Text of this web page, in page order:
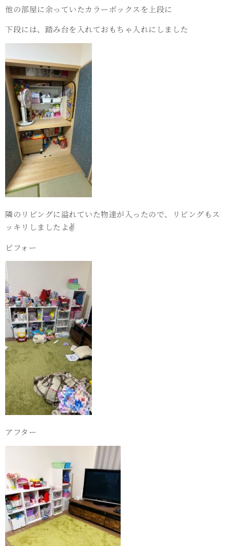
他の部屋に余っていたカラーボックスを上段に
下段には、踏み台を入れておもちゃ入れにしました
隣のリビングに溢れていた物達が入ったので、リビングもス
ッキリしましたよ✌️
ビフォー
アフター